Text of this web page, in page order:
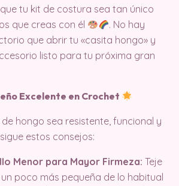
tu kit de costura sea tan único
que creas con él
. No hay
que abrir tu «casita hongo» y
listo para tu próxima gran
Excelente en Crochet
hongo sea resistente, funcional y
estos consejos:
Menor para Mayor Firmeza: Teje
poco más pequeña de lo habitual